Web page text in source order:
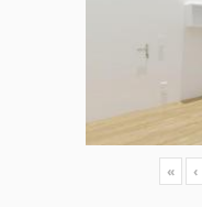
« ‹